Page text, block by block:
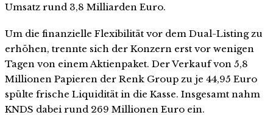
Umsatz rund 3,8 Milliarden Euro.
Um die finanzielle Flexibilität vor dem Dual-Listing zu
erhöhen, trennte sich der Konzern erst vor wenigen
Tagen von einem Aktienpaket. Der Verkauf von 5,8
Millionen Papieren der Renk Group zu je 44,95 Euro
spülte frische Liquidität in die Kasse. Insgesamt nahm
KNDS dabei rund 269 Millionen Euro ein.